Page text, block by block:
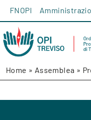
FNOPI
Home » Assemblea »